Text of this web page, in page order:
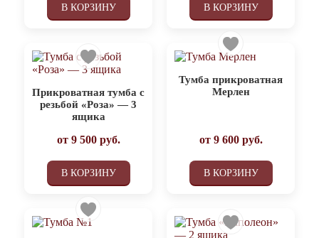
В КОРЗИНУ В КОРЗИНУ
Прикроватная тумба с
резьбой «Роза» — 3
ящика
от 9 500руб.
В КОРЗИНУ
Тумба прикроватная
Мерлен
от 9 600руб.
В КОРЗИНУ